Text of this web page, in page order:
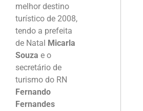
melhor destino
turístico de 2008,
tendo a prefeita
de Natal
Micarla
Souza e o
secretário de
turismo do RN
Fernando
Fernandes